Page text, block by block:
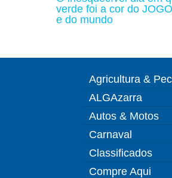
verde foi a cor do
e do mundo
Agricultura &
ALGAzarra
Autos & Motos
Carnaval
Classificados
Compre Aqui